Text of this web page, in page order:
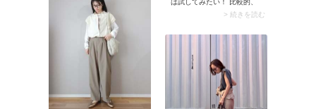
気に仕上がりますよ。
は試してみたい！ 比較的、
日本人の肌に似合うとされ
よさが際立つのも魅力で
ラーとも相性がいいから、
ボリューム感のあるアクセ
サリーを合わせると素敵。
コーデがよりラグジュアリ
ーな雰囲気に仕上がりま
> 続きを読む